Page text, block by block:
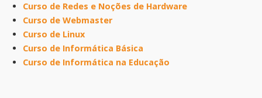
Curso de Redes e Noções de Hardware
Curso de Webmaster
Curso de Linux
Curso de Informática Básica
Curso de Informática na Educação